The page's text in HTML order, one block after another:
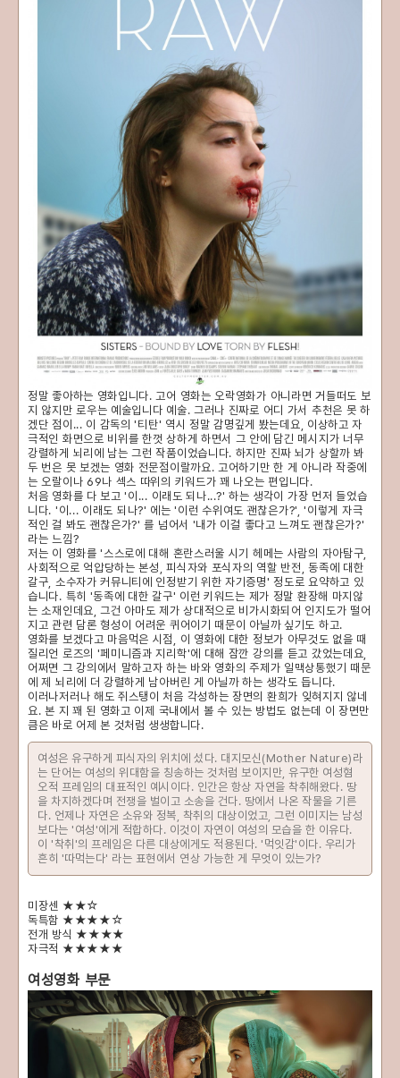
정말 좋아하는 영화입니다. 고어 영화는 오락영화가 아니라면 거들떠도 보
지 않지만 로우는 예술입니다 예술. 그러나 진짜로 어디 가서 추천은 못 하
겠단 점이... 이 감독의 '티탄' 역시 정말 감명깊게 봤는데요, 이상하고 자
극적인 화면으로 비위를 한껏 상하게 하면서 그 안에 담긴 메시지가 너무
강렬하게 뇌리에 남는 그런 작품이었습니다. 하지만 진짜 뇌가 상할까 봐
두 번은 못 보겠는 영화 전문점이랄까요. 고어하기만 한 게 아니라 작중에
는 오랄이나 69나 섹스 따위의 키워드가 꽤 나오는 편입니다.
처음 영화를 다 보고 '이... 이래도 되나...?' 하는 생각이 가장 먼저 들었습
니다. '이... 이래도 되나?' 에는 '이런 수위여도 괜찮은가?', '이렇게 자극
적인 걸 봐도 괜찮은가?' 를 넘어서 '내가 이걸 좋다고 느껴도 괜찮은가?'
라는 느낌?
저는 이 영화를 '스스로에 대해 혼란스러울 시기 헤메는 사람의 자아탐구,
사회적으로 억압당하는 본성, 피식자와 포식자의 역할 반전, 동족에 대한
갈구, 소수자가 커뮤니티에 인정받기 위한 자기증명' 정도로 요약하고 있
습니다. 특히 '동족에 대한 갈구' 이런 키워드는 제가 정말 환장해 마지않
는 소재인데요, 그건 아마도 제가 상대적으로 비가시화되어 인지도가 떨어
지고 관련 담론 형성이 어려운 퀴어이기 때문이 아닐까 싶기도 하고.
영화를 보겠다고 마음먹은 시점, 이 영화에 대한 정보가 아무것도 없을 때
질리언 로즈의 '페미니즘과 지리학'에 대해 잠깐 강의를 듣고 갔었는데요,
어쩌면 그 강의에서 말하고자 하는 바와 영화의 주제가 일맥상통했기 때문
에 제 뇌리에 더 강렬하게 남아버린 게 아닐까 하는 생각도 듭니다.
이러나저러나 해도 쥐스탱이 처음 각성하는 장면의 환희가 잊혀지지 않네
요. 본 지 꽤 된 영화고 이제 국내에서 볼 수 있는 방법도 없는데 이 장면만
큼은 바로 어제 본 것처럼 생생합니다.
여성은 유구하게 피식자의 위치에 섰다. 대지모신(Mother Nature)라
는 단어는 여성의 위대함을 칭송하는 것처럼 보이지만, 유구한 여성혐
오적 프레임의 대표적인 예시이다. 인간은 항상 자연을 착취해왔다. 땅
을 차지하겠다며 전쟁을 벌이고 소송을 건다. 땅에서 나온 작물을 기른
다. 언제나 자연은 소유와 정복, 착취의 대상이었고, 그런 이미지는 남성
보다는 '여성'에게 적합하다. 이것이 자연이 여성의 모습을 한 이유다.
이 '착취'의 프레임은 다른 대상에게도 적용된다. '먹잇감'이다. 우리가
흔히 '따먹는다' 라는 표현에서 연상 가능한 게 무엇이 있는가?
미장센 ★★☆
독특함 ★★★★☆
전개 방식 ★★★★
자극적 ★★★★★
여성영화 부문